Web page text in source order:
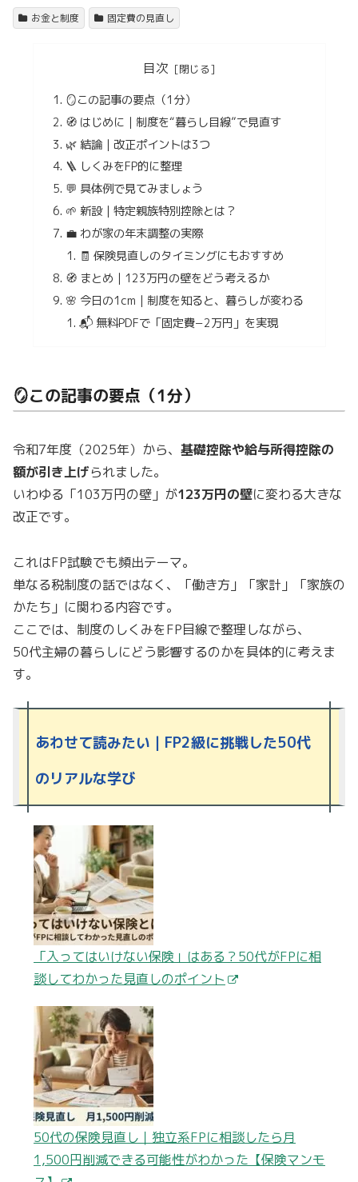
お金と制度 固定費の見直し
目次
🪞この記事の要点（1分）
🧭 はじめに｜制度を“暮らし目線”で見直す
🌿 結論｜改正ポイントは3つ
🪜 しくみをFP的に整理
💬 具体例で見てみましょう
🌱 新設｜特定親族特別控除とは？
💼 わが家の年末調整の実際
🧾 保険見直しのタイミングにもおすすめ
🧭 まとめ｜123万円の壁をどう考えるか
🌸 今日の1cm｜制度を知ると、暮らしが変わる
📬 無料PDFで「固定費−2万円」を実現
🪞この記事の要点（1分）
令和7年度（2025年）から、 基礎控除や給与所得控除の
額が引き上げられました。
いわゆる「103万円の壁」が123万円の壁に変わる大きな
改正です。
これはFP試験でも頻出テーマ。
単なる税制度の話ではなく、「働き方」「家計」「家族の
かたち」に関わる内容です。
ここでは、制度のしくみをFP目線で整理しながら、
50代主婦の暮らしにどう影響するのかを具体的に考えま
す。
あわせて読みたい｜ FP2級に挑戦した50代
のリアルな学び
「入ってはいけない保険」はある？50代がFPに相
談してわかった見直しのポイント
50代の保険見直し｜独立系FPに相談したら月
1,500円削減できる可能性がわかった【保険マンモ